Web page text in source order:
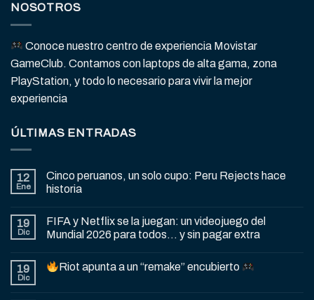
NOSOTROS
Conoce nuestro centro de experiencia Movistar
GameClub. Contamos con laptops de alta gama, zona
PlayStation, y todo lo necesario para vivir la mejor
experiencia
ÚLTIMAS ENTRADAS
12
Ene
Cinco peruanos, un solo cupo: Peru Rejects hace
historia
19
Dic
FIFA y Netflix se la juegan: un videojuego del
Mundial 2026 para todos… y sin pagar extra
19
Dic
Riot apunta a un “remake” encubierto